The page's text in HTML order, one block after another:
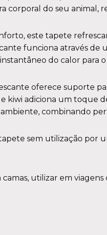
corporal do seu animal,
este tapete
funciona através
do calor para
oferece suporte
adiciona um toque
combinando
sem utilização
utilizar em